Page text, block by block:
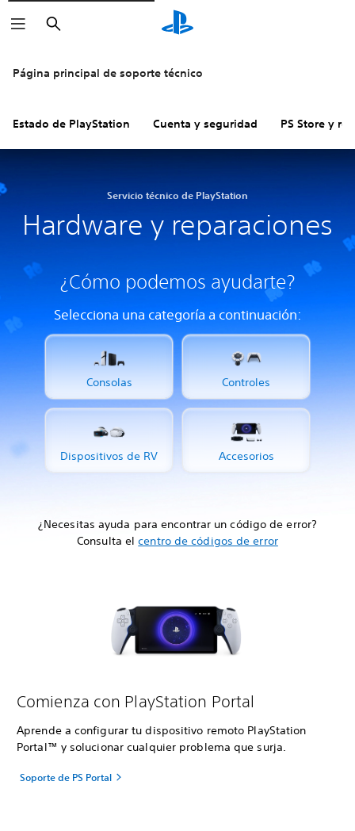
Buscar
Página principal de soporte técnico
Estado de PlayStation Cuenta y seguridad PS Store y
Servicio técnico de PlayStation
Hardware y reparaciones
¿Cómo podemos ayudarte?
Selecciona una categoría a continuación:
Consolas Controles
Dispositivos de RV Accesorios
¿Necesitas ayuda para encontrar un código de error?
Consulta elcentro de códigos de error
Comienza con PlayStation Portal
Aprende a configurar tu dispositivo remoto PlayStation
Portal™ y solucionar cualquier problema que surja.
Soporte de PS Portal